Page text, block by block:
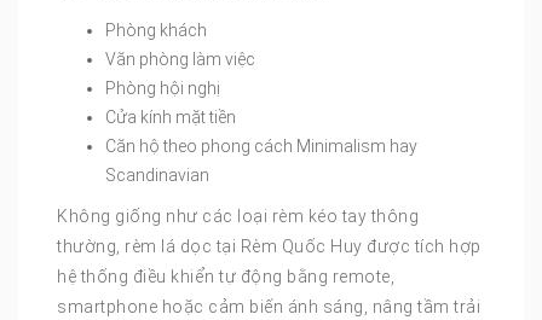
Phòng khách
Văn phòng làm việc
Phòng hội nghị
Cửa kính mặt tiền
Căn hộ theo phong cách Minimalism hay
Scandinavian
Không giống như các loại rèm kéo tay thông
thường, rèm lá dọc tại Rèm Quốc Huy được tích hợp
hệ thống điều khiển tự động bằng remote,
smartphone hoặc cảm biến ánh sáng, nâng tầm trải